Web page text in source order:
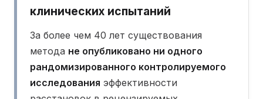
клинических испытаний
За более чем 40 лет существования
метода не опубликовано ни одного
рандомизированного контролируемого
исследования эффективности